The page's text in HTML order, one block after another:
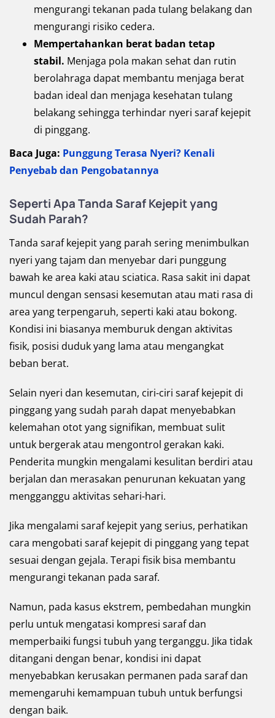
mengurangi tekanan pada tulang belakang dan
mengurangi risiko cedera.
Mempertahankan berat badan tetap
stabil. Menjaga pola makan sehat dan rutin
berolahraga dapat membantu menjaga berat
badan ideal dan menjaga kesehatan tulang
belakang sehingga terhindar nyeri saraf kejepit
di pinggang.
Baca Juga: Punggung Terasa Nyeri? Kenali
Penyebab dan Pengobatannya
Seperti Apa Tanda Saraf Kejepit yang
Sudah Parah?
Tanda saraf kejepit yang parah sering menimbulkan
nyeri yang tajam dan menyebar dari punggung
bawah ke area kaki atau sciatica. Rasa sakit ini dapat
muncul dengan sensasi kesemutan atau mati rasa di
area yang terpengaruh, seperti kaki atau bokong.
Kondisi ini biasanya memburuk dengan aktivitas
fisik, posisi duduk yang lama atau mengangkat
beban berat.
Selain nyeri dan kesemutan, ciri-ciri saraf kejepit di
pinggang yang sudah parah dapat menyebabkan
kelemahan otot yang signifikan, membuat sulit
untuk bergerak atau mengontrol gerakan kaki.
Penderita mungkin mengalami kesulitan berdiri atau
berjalan dan merasakan penurunan kekuatan yang
mengganggu aktivitas sehari-hari.
Jika mengalami saraf kejepit yang serius, perhatikan
cara mengobati saraf kejepit di pinggang yang tepat
sesuai dengan gejala. Terapi fisik bisa membantu
mengurangi tekanan pada saraf.
Namun, pada kasus ekstrem, pembedahan mungkin
perlu untuk mengatasi kompresi saraf dan
memperbaiki fungsi tubuh yang terganggu. Jika tidak
ditangani dengan benar, kondisi ini dapat
menyebabkan kerusakan permanen pada saraf dan
memengaruhi kemampuan tubuh untuk berfungsi
dengan baik.